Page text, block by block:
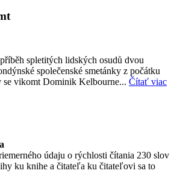
spletitých lidských osudů dvou
společenské smetánky z počátku
se vikomt Dominik Kelbourne... Čítať viac
údaju o rýchlosti čítania 230 slov
ku knihe a čitateľa ku čitateľovi sa to